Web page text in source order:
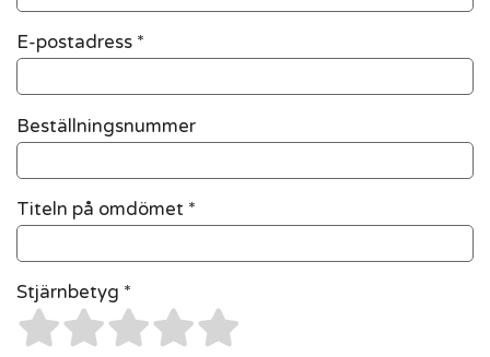
E-postadress *
Beställningsnummer
Titeln på omdömet *
Stjärnbetyg *